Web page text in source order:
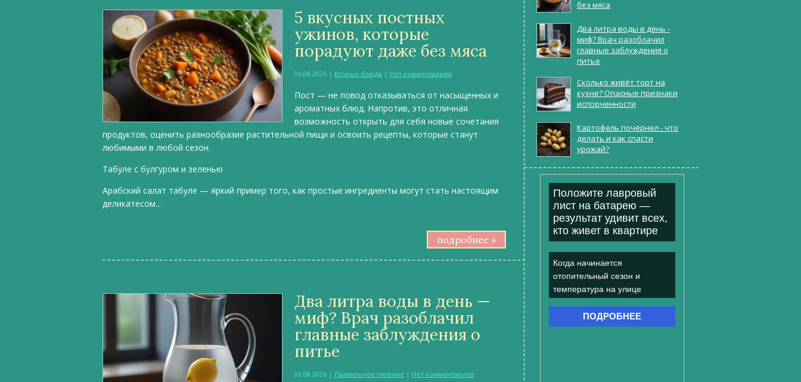
без мяса
Два литра воды в день -
миф? Врач разоблачил
главные заблуждения о
питье
Сколько живёт торт на
кухне? Опасные признаки
испорченности
Картофель почернел - что
делать и как спасти
урожай?
5 вкусных постных
ужинов, которые
порадуют даже без мяса
06.08.2026 | Вторые блюда | Нет комментариев
Пост — не повод отказываться от насыщенных и
ароматных блюд. Напротив, это отличная
возможность открыть для себя новые сочетания
продуктов, оценить разнообразие растительной пищи и освоить рецепты, которые станут
любимыми в любой сезон.
Табуле с булгуром и зеленью
Арабский салат табуле — яркий пример того, как простые ингредиенты могут стать настоящим
деликатесом...
подробнее »
Два литра воды в день —
миф? Врач разоблачил
главные заблуждения о
питье
06.08.2026 | Правильное питание | Нет комментариев